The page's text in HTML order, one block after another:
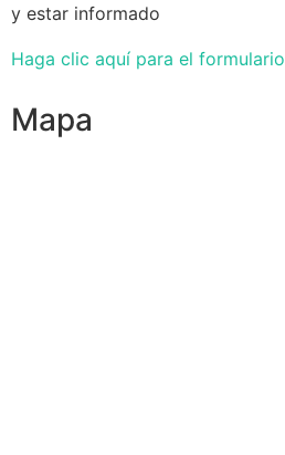
y estar informado
Haga clic aquí para el formulario
Mapa